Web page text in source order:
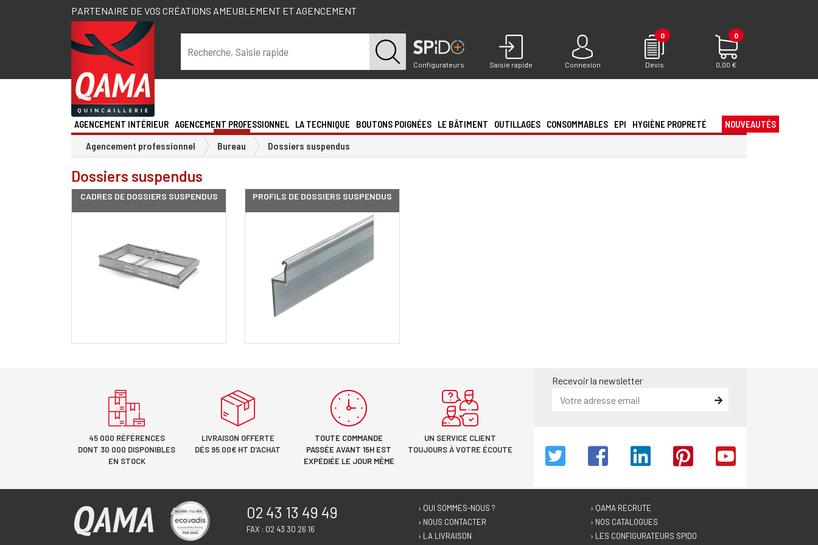
PARTENAIRE DE VOS CRÉATIONS AMEUBLEMENT ET AGENCEMENT
Configurateurs Saisie rapide Connexion
0
Devis
0
0,00 €
AGENCEMENT INTÉRIEUR AGENCEMENT PROFESSIONNEL LA TECHNIQUE BOUTONS POIGNÉES LE BÂTIMENT OUTILLAGES CONSOMMABLES EPI HYGIÈNE PROPRETÉ NOUVEAUTÉS
Agencement professionnel Bureau Dossiers suspendus
Dossiers suspendus
CADRES DE DOSSIERS SUSPENDUS PROFILS DE DOSSIERS SUSPENDUS
45 000 RÉFÉRENCES
DONT 30 000 DISPONIBLES
EN STOCK
LIVRAISON OFFERTE
DÈS 95.00€ HT D'ACHAT
TOUTE COMMANDE
PASSÉE AVANT 15H EST
EXPÉDIÉE LE JOUR MÊME
UN SERVICE CLIENT
TOUJOURS À VOTRE ÉCOUTE
Recevoir la newsletter
02 43 13 49 49
FAX : 02 43 30 26 16
› QUI SOMMES-NOUS ?
› NOUS CONTACTER
› LA LIVRAISON
› QAMA RECRUTE
› NOS CATALOGUES
› LES CONFIGURATEURS SPIDO